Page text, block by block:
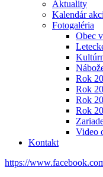
Aktuality
Kalendár
Fotogaléria
Obec
Rok
Rok
Rok
Rok
Video
Kontakt
https://